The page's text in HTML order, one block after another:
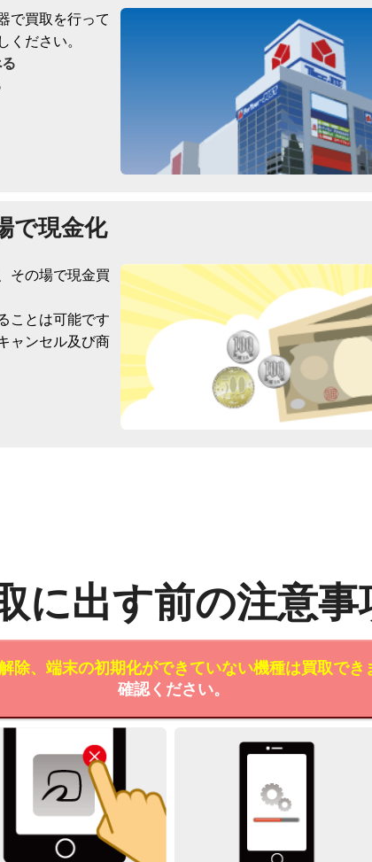
で買取を行って
ください。
で現金化
その場で現金買
ことは可能です
ャンセル及び商
に出す前の注意事
除、端末の初期化ができていない機種は買取でき
確認ください。